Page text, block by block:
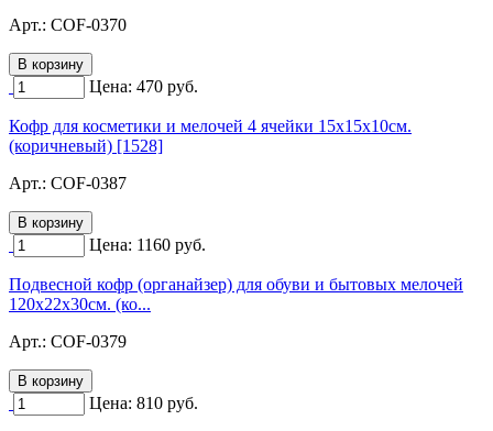
Арт.: COF-0370
Цена: 470 руб.
Кофр для косметики и мелочей 4 ячейки 15х15х10см.
(коричневый) [1528]
Арт.: COF-0387
Цена: 1160 руб.
Подвесной кофр (органайзер) для обуви и бытовых мелочей
120х22х30см. (ко...
Арт.: COF-0379
Цена: 810 руб.